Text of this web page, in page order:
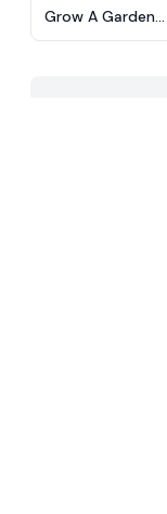
Grow A Garden
Calculator​